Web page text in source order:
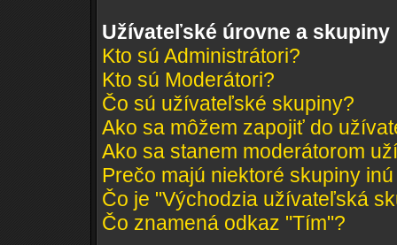
Užívateľské úrovne a skupiny
Kto sú Administrátori?
Kto sú Moderátori?
Čo sú užívateľské skupiny?
Ako sa môžem zapojiť do
Ako sa stanem moderátorom
Prečo majú niektoré skupiny
Čo je "Východzia užívateľská
Čo znamená odkaz "Tím"?